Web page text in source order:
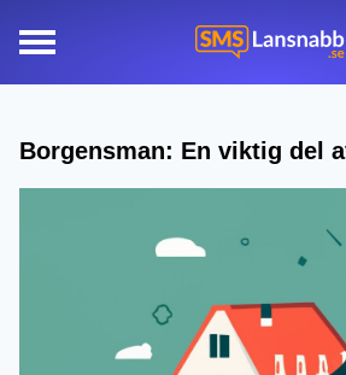
Borgensman: En viktig del